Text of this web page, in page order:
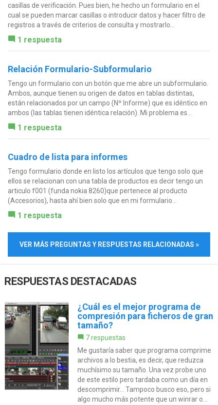
casillas de verificación. Pues bien, he hecho un formulario en el
cual se pueden marcar casillas o introducir datos y hacer filtro de
registros a través de criterios de consulta y mostrarlo...
1 respuesta
Relación Formulario-Subformulario
Tengo un formulario con un botón que me abre un subformulario.
Ambos, aunque tienen su origen de datos en tablas distintas,
están relacionados por un campo (Nº Informe) que es idéntico en
ambos (las tablas tienen idéntica relación). Mi problema es...
1 respuesta
Cuadro de lista para informes
Tengo formulario donde en listo los artículos que tengo solo que
ellos se relacionan con una tabla de productos es decir tengo un
articulo f001 (funda nokia 8260)que pertenece al producto
(Accesorios), hasta ahí bien solo que en mi formulario...
1 respuesta
VER MÁS PREGUNTAS Y RESPUESTAS RELACIONADAS »
RESPUESTAS DESTACADAS
¿Cuál es el mejor programa de
compresión para ficheros de gran
tamaño?
7 respuestas
Me gustaría saber que programa comprime
archivos a lo bestia, es decir, que reduzca
muchísimo su tamaño. Una vez probe uno
de este estilo pero tardaba como un día en
descomprimir... Tampoco busco eso, pero si
algo mucho más potente que un winrar o...